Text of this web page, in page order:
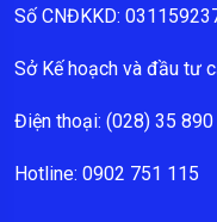
Số CNĐKKD:
Sở Kế hoạch và đầu tư
Điện thoại: (028) 35
Hotline: 0902 751 115